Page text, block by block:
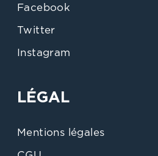
Facebook
Twitter
Instagram
LÉGAL
Mentions légales